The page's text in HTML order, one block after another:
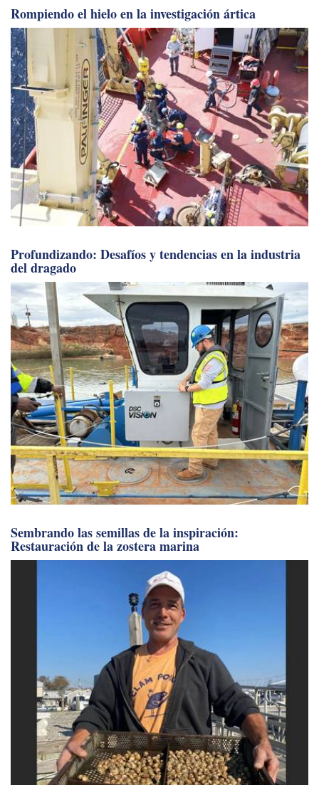
Rompiendo el hielo en la investigación ártica
Profundizando: Desafíos y tendencias en la industria
del dragado
Sembrando las semillas de la inspiración:
Restauración de la zostera marina